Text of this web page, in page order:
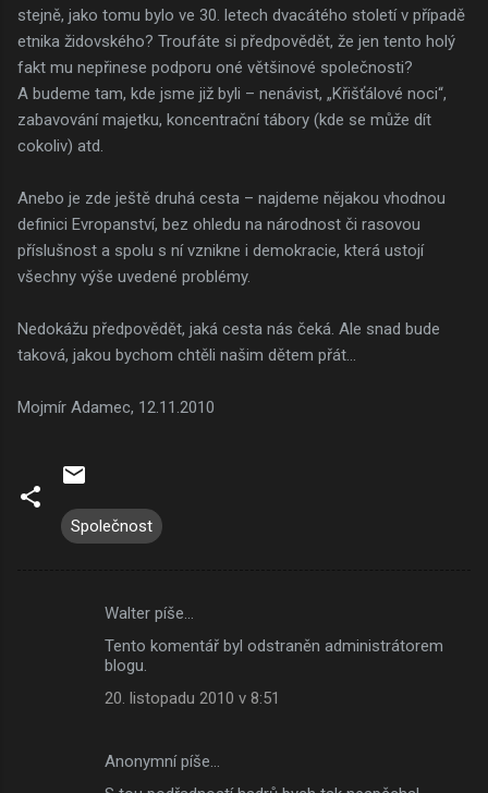
stejně, jako tomu bylo ve 30. letech dvacátého století v případě
etnika židovského? Troufáte si předpovědět, že jen tento holý
fakt mu nepřinese podporu oné většinové společnosti?
A budeme tam, kde jsme již byli – nenávist, „Křišťálové noci“,
zabavování majetku, koncentrační tábory (kde se může dít
cokoliv) atd.
Anebo je zde ještě druhá cesta – najdeme nějakou vhodnou
definici Evropanství, bez ohledu na národnost či rasovou
příslušnost a spolu s ní vznikne i demokracie, která ustojí
všechny výše uvedené problémy.
Nedokážu předpovědět, jaká cesta nás čeká. Ale snad bude
taková, jakou bychom chtěli našim dětem přát...
Mojmír Adamec, 12.11.2010
Společnost
Walter píše…
Tento komentář byl odstraněn administrátorem
blogu.
20. listopadu 2010 v 8:51
Anonymní píše…